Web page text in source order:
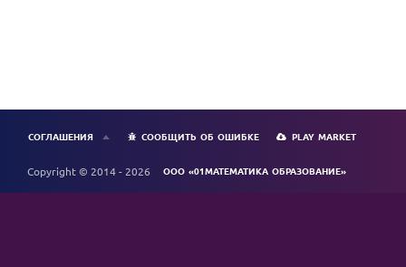
СОГЛАШЕНИЯ СООБЩИТЬ ОБ ОШИБКЕ PLAY MARKET
Copyright © 2014 - 2026 ООО «01МАТЕМАТИКА ОБРАЗОВАНИЕ»